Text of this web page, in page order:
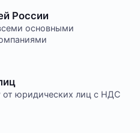
России
основными
от юридических лиц с НДС